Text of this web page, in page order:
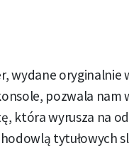
wydane oryginalnie
pozwala nam
która wyrusza na
tytułowych